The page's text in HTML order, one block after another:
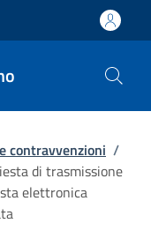
contravvenzioni /
di trasmissione
elettronica